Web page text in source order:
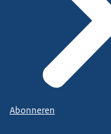
Abonneren